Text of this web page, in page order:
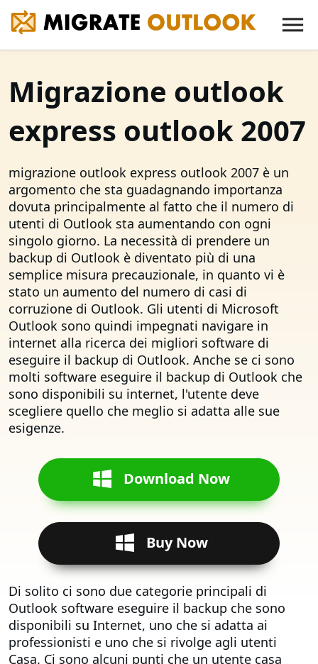
Migrazione outlook
express outlook 2007
migrazione outlook express outlook 2007 è un
argomento che sta guadagnando importanza
dovuta principalmente al fatto che il numero di
utenti di Outlook sta aumentando con ogni
singolo giorno. La necessità di prendere un
backup di Outlook è diventato più di una
semplice misura precauzionale, in quanto vi è
stato un aumento del numero di casi di
corruzione di Outlook. Gli utenti di Microsoft
Outlook sono quindi impegnati navigare in
internet alla ricerca dei migliori software di
eseguire il backup di Outlook. Anche se ci sono
molti software eseguire il backup di Outlook che
sono disponibili su internet, l'utente deve
scegliere quello che meglio si adatta alle sue
esigenze.
Download Now
Buy Now
Di solito ci sono due categorie principali di
Outlook software eseguire il backup che sono
disponibili su Internet, uno che si adatta ai
professionisti e uno che si rivolge agli utenti
Casa. Ci sono alcuni punti che un utente casa